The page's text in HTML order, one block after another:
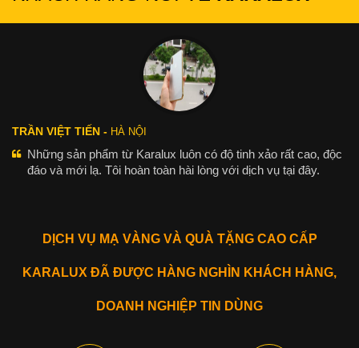
TRẦN VIỆT TIẾN - HÀ NỘI
Những sản phẩm từ Karalux luôn có độ tinh xảo rất cao, độc
đáo và mới lạ. Tôi hoàn toàn hài lòng với dịch vụ tại đây.
DỊCH VỤ MẠ VÀNG VÀ QUÀ TẶNG CAO CẤP
KARALUX ĐÃ ĐƯỢC HÀNG NGHÌN KHÁCH HÀNG,
DOANH NGHIỆP TIN DÙNG